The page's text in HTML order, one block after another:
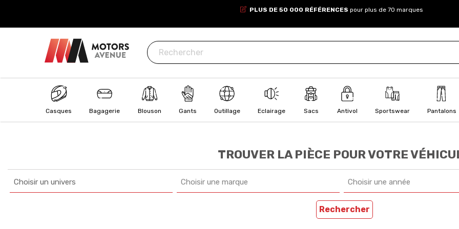
PLUS DE 50 000 RÉFÉRENCES pour plus de 70 marques
Casques Bagagerie Blouson Gants Outillage Eclairage Sacs Antivol Sportswear Pantalons
TROUVER LA PIÈCE POUR VOTRE
Choisir un univers Choisir une marque Choisir une année
Rechercher